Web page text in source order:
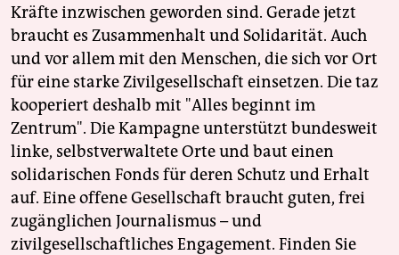
Kräfte inzwischen geworden sind. Gerade jetzt
braucht es Zusammenhalt und Solidarität. Auch
und vor allem mit den Menschen, die sich vor Ort
für eine starke Zivilgesellschaft einsetzen. Die taz
kooperiert deshalb mit "Alles beginnt im
Zentrum". Die Kampagne unterstützt bundesweit
linke, selbstverwaltete Orte und baut einen
solidarischen Fonds für deren Schutz und Erhalt
auf. Eine offene Gesellschaft braucht guten, frei
zugänglichen Journalismus – und
zivilgesellschaftliches Engagement. Finden Sie